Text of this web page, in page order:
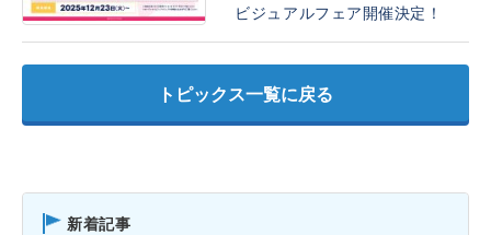
ビジュアルフェア開催決定！
トピックス一覧に戻る
新着記事